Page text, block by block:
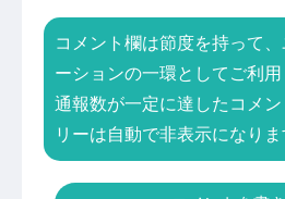
コメント欄は節度を持って
ーションの一環としてご利
通報数が一定に達したコメ
リーは自動で非表示になりま